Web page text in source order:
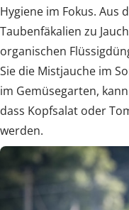
Hygiene im Fokus. Aus
Taubenfäkalien zu
organischen
Sie die Mistjauche im
im Gemüsegarten,
dass Kopfsalat oder
werden.